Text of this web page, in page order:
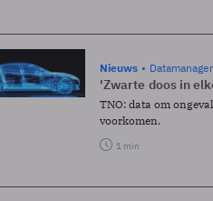
Nieuws
'Zwarte doos in
TNO: data om
voorkomen.
1 min